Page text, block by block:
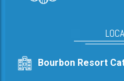
Bourbon Resort